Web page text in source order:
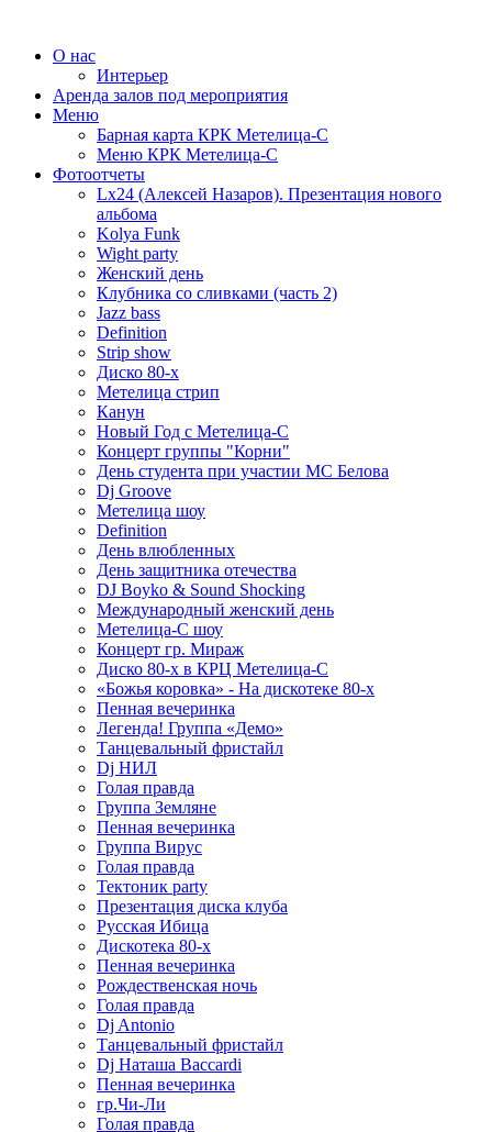
О нас
Интерьер
Аренда залов под мероприятия
Меню
Барная карта КРК Метелица-С
Меню КРК Метелица-С
Фотоотчеты
Lx24 (Алексей Назаров). Презентация нового
альбома
Kolya Funk
Wight party
Женский день
Клубника со сливками (часть 2)
Jazz bass
Definition
Strip show
Диско 80-х
Метелица стрип
Канун
Новый Год с Метелица-С
Концерт группы "Корни"
День студента при участии МС Белова
Dj Groove
Метелица шоу
Definition
День влюбленных
День защитника отечества
DJ Boyko & Sound Shocking
Международный женский день
Метелица-С шоу
Концерт гр. Мираж
Диско 80-х в КРЦ Метелица-С
«Божья коровка» - На дискотеке 80-х
Пенная вечеринка
Легенда! Группа «Демо»
Танцевальный фристайл
Dj НИЛ
Голая правда
Группа Земляне
Пенная вечеринка
Группа Вирус
Голая правда
Тектоник party
Презентация диска клуба
Русская Ибица
Дискотека 80-х
Пенная вечеринка
Рождественская ночь
Голая правда
Dj Antonio
Танцевальный фристайл
Dj Наташа Baccardi
Пенная вечеринка
гр.Чи-Ли
Голая правда